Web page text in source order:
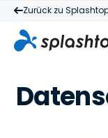
Zurück zu